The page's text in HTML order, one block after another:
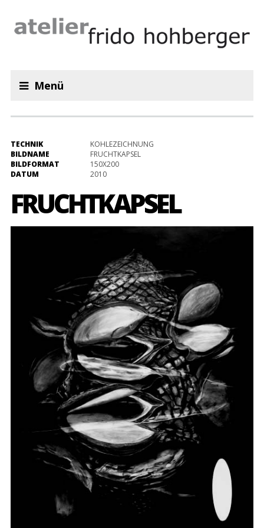
Menü
TECHNIK
KOHLEZEICHNUNG
BILDNAME
FRUCHTKAPSEL
BILDFORMAT
150X200
DATUM
2010
FRUCHTKAPSEL